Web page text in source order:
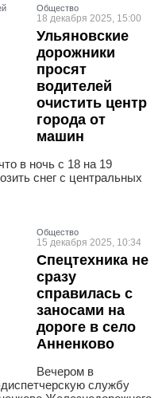
Общество
18 декабря 2025, 15:00
Ульяновские
дорожники
просят
водителей
очистить центр
города от
машин
в ночь с 18 на 19
снег с центральных
Общество
15 декабря 2025, 10:34
Спецтехника не
сразу
справилась с
заносами на
дороге в село
Анненково
Вечером в
службу